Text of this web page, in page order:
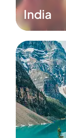
India